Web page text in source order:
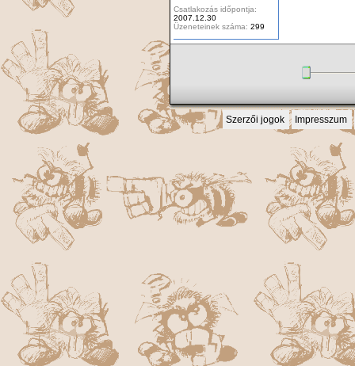
Csatlakozás időpontja:
2007.12.30
Üzeneteinek száma: 299
Szerzői jogok Impresszum